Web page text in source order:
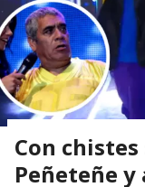
Con
Peñeteñe